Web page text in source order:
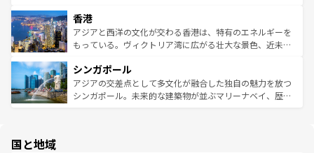
とつ。フォーやバインミー、ベトナムコーヒーなどは、ぜ
ひ現地で味わいたい。どの地域を訪れてもあたたかい人々
が旅行者を迎えてくれるので、きっと忘れられない旅にな
参照してほしい。
の活気が交差している。北部ではチェンマイなどの山岳地
帯で自然と触れ合い、南部ではプーケットやクラビの美し
いビーチでリゾート気分を楽しむことができる。タイ料理
激する。気候は一年中温暖で、どの季節にも異なる楽しみ
が待っている。親しみやすいタイの人々、仏教を中心とし
た文化、そして多様な観光資源が、訪れる旅人を魅了し続
香港
アジアと西洋の文化が交わる香港は、特有のエネルギーを
もっている。ヴィクトリア湾に広がる壮大な景色、近未来
み、どこを訪れても感動するはず。観光スポットが密集し
ており、効率よく見どころを回れるのも魅力。息をのむよ
うな絶景から文化的な体験まで、香港を存分に楽しみ尽く
シンガポール
アジアの交差点として多文化が融合した独自の魅力を放つ
シンガポール。未来的な建築物が並ぶマリーナベイ、歴史
国と地域